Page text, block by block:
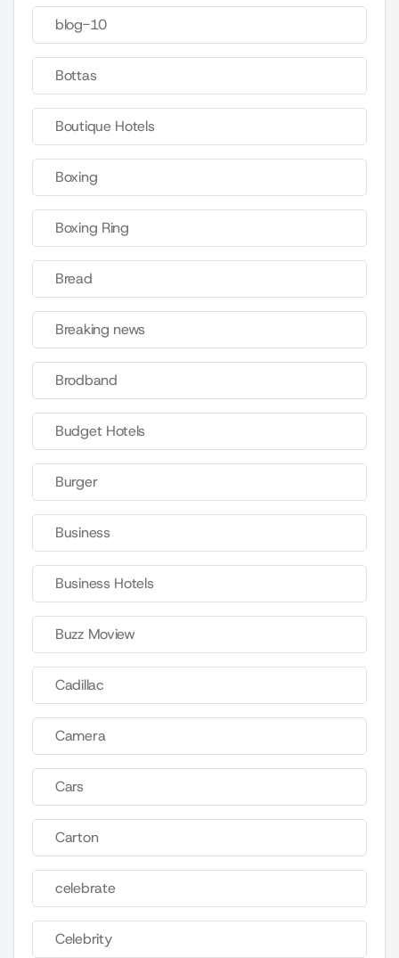
blog-10
Bottas
Boutique Hotels
Boxing
Boxing Ring
Bread
Breaking news
Brodband
Budget Hotels
Burger
Business
Business Hotels
Buzz Moview
Cadillac
Camera
Cars
Carton
celebrate
Celebrity